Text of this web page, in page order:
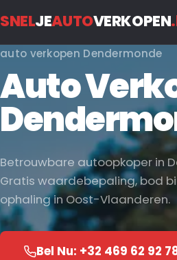
SNELJEAUTOVERKOPEN
auto verkopen Dendermonde
Auto
Betrouwbare autoopkoper in
Gratis waardebepaling, bod
ophaling in Oost-Vlaanderen.
Bel Nu: +32 469 62 92